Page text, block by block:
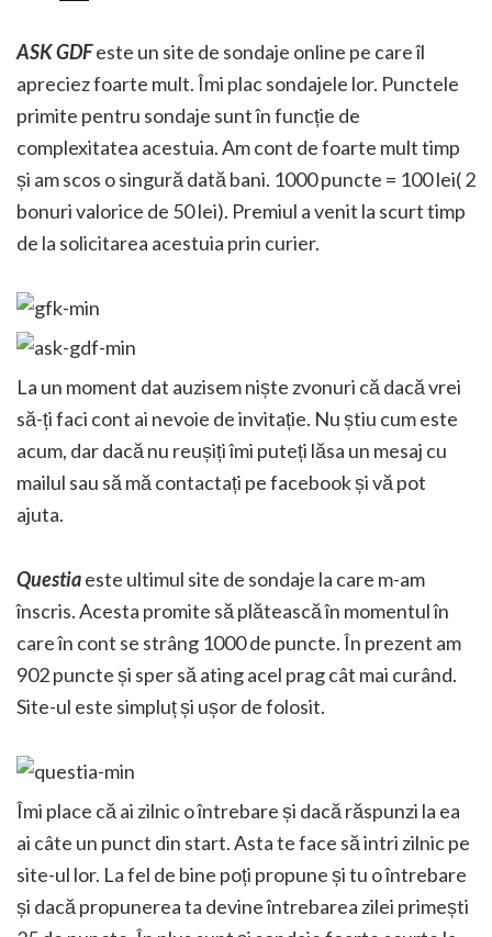
ASK GDFeste un site de sondaje online pe care îl
apreciez foarte mult. Îmi plac sondajele lor. Punctele
primite pentru sondaje sunt în funcție de
complexitatea acestuia. Am cont de foarte mult timp
și am scos o singură dată bani. 1000 puncte = 100 lei( 2
bonuri valorice de 50 lei). Premiul a venit la scurt timp
de la solicitarea acestuia prin curier.
La un moment dat auzisem niște zvonuri că dacă vrei
să-ți faci cont ai nevoie de invitație. Nu știu cum este
acum, dar dacă nu reușiți îmi puteți lăsa un mesaj cu
mailul sau să mă contactați pe facebook și vă pot
ajuta.
Questiaeste ultimul site de sondaje la care m-am
înscris. Acesta promite să plătească în momentul în
care în cont se strâng 1000 de puncte. În prezent am
902 puncte și sper să ating acel prag cât mai curând.
Site-ul este simpluț și ușor de folosit.
Îmi place că ai zilnic o întrebare și dacă răspunzi la ea
ai câte un punct din start. Asta te face să intri zilnic pe
site-ul lor. La fel de bine poți propune și tu o întrebare
și dacă propunerea ta devine întrebarea zilei primești